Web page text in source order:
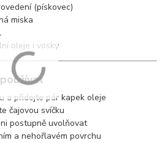
(pískovec)
miska
oleje i vosky
a přidejte pár kapek oleje
čajovou svíčku
postupně uvolňovat
a nehořlavém povrchu